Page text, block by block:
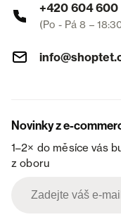
+420 604 600
(Po - Pá 8 –
Novinky z e-
1–2× do měsíce vás
z oboru